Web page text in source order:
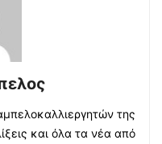
της
και όλα τα νέα από